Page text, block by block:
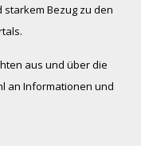
Bezug zu den
aus und über die
an Informationen und